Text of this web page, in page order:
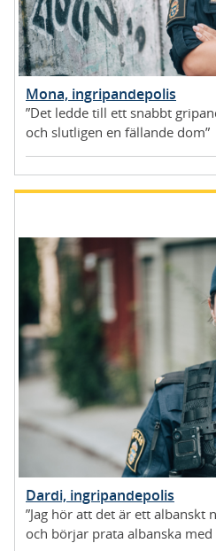
Mona, ingripandepolis
”Det ledde till ett snabbt
och slutligen en fällande dom”
Dardi, ingripandepolis
”Jag hör att det är ett albanskt
och börjar prata albanska med